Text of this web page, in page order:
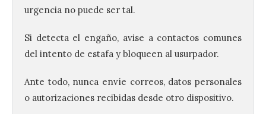
urgencia no puede ser tal.
Si detecta el engaño, avise a contactos comunes
del intento de estafa y bloqueen al usurpador.
Ante todo, nunca envíe correos, datos personales
o autorizaciones recibidas desde otro dispositivo.
Los Campamentos
desarrollan hasta el 4 de
septiembre en nueve
turnos semanales con